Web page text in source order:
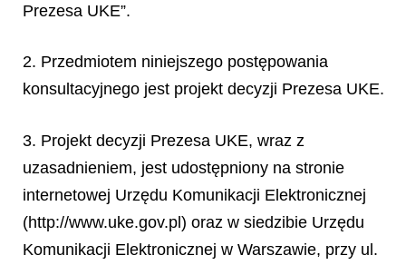
Prezesa UKE”.
2. Przedmiotem niniejszego postępowania
konsultacyjnego jest projekt decyzji Prezesa UKE.
3. Projekt decyzji Prezesa UKE, wraz z
uzasadnieniem, jest udostępniony na stronie
internetowej Urzędu Komunikacji Elektronicznej
(http://www.uke.gov.pl) oraz w siedzibie Urzędu
Komunikacji Elektronicznej w Warszawie, przy ul.